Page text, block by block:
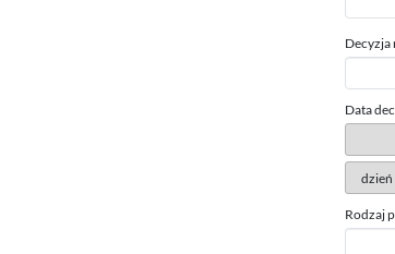
Decyzja
Data
Rodzaj